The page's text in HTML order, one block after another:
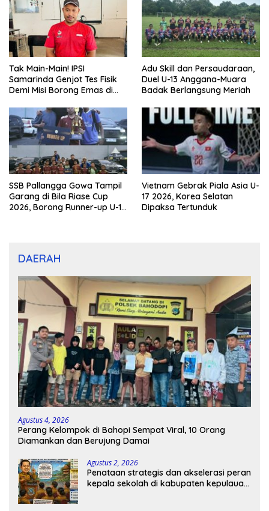
Tak Main-Main! IPSI
Samarinda Genjot Tes Fisik
Demi Misi Borong Emas di
Adu Skill dan Persaudaraan,
Duel U-13 Anggana-Muara
Badak Berlangsung Meriah
SSB Pallangga Gowa Tampil
Garang di Bila Riase Cup
2026, Borong Runner-up U-10
Vietnam Gebrak Piala Asia U-
17 2026, Korea Selatan
Dipaksa Tertunduk
DAERAH
Agustus 4, 2026
Perang Kelompok di Bahopi Sempat Viral, 10 Orang
Diamankan dan Berujung Damai
Agustus 2, 2026
Penataan strategis dan akselerasi peran
kepala sekolah di kabupaten kepulauan